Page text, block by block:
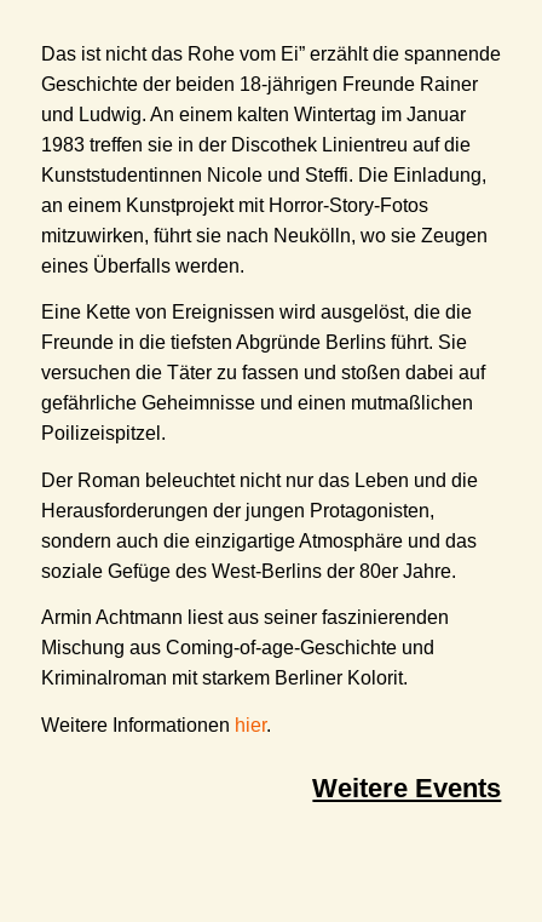
Das ist nicht das Rohe vom Ei” erzählt die spannende
Geschichte der beiden 18-jährigen Freunde Rainer
und Ludwig. An einem kalten Wintertag im Januar
1983 treffen sie in der Discothek Linientreu auf die
Kunststudentinnen Nicole und Steffi. Die Einladung,
an einem Kunstprojekt mit Horror-Story-Fotos
mitzuwirken, führt sie nach Neukölln, wo sie Zeugen
eines Überfalls werden.
Eine Kette von Ereignissen wird ausgelöst, die die
Freunde in die tiefsten Abgründe Berlins führt. Sie
versuchen die Täter zu fassen und stoßen dabei auf
gefährliche Geheimnisse und einen mutmaßlichen
Poilizeispitzel.
Der Roman beleuchtet nicht nur das Leben und die
Herausforderungen der jungen Protagonisten,
sondern auch die einzigartige Atmosphäre und das
soziale Gefüge des West-Berlins der 80er Jahre.
Armin Achtmann liest aus seiner faszinierenden
Mischung aus Coming-of-age-Geschichte und
Kriminalroman mit starkem Berliner Kolorit.
Weitere Informationen hier.
Weitere Events